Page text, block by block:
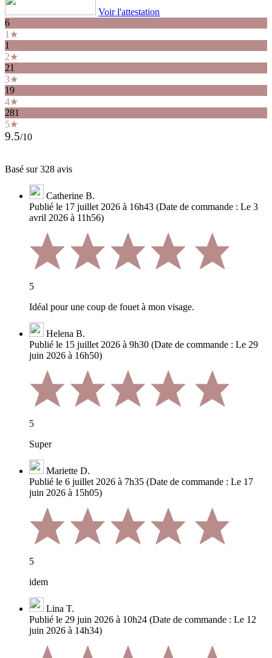
Voir l'attestation
6
1★
1
2★
21
3★
19
4★
281
5★
9.5/10
Basé sur 328 avis
Catherine B.
Publié le 17 juillet 2026 à 16h43 (Date de commande : Le 3
avril 2026 à 11h56)
5
Idéal pour une coup de fouet à mon visage.
Helena B.
Publié le 15 juillet 2026 à 9h30 (Date de commande : Le 29
juin 2026 à 16h50)
5
Super
Mariette D.
Publié le 6 juillet 2026 à 7h35 (Date de commande : Le 17
juin 2026 à 15h05)
5
idem
Lina T.
Publié le 29 juin 2026 à 10h24 (Date de commande : Le 12
juin 2026 à 14h34)